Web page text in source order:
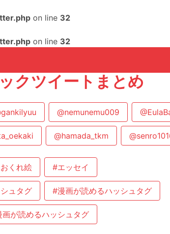
on line 32
on line 32
クツイートまとめ
@nemunemu009
@hamada_tkm
くれ絵 #エッセイ
ュタグ #漫画が読めるハッシュタグ
画が読めるハッシュタグ